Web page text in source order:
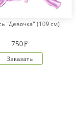
"Девочка" (109 см)
750
Заказать